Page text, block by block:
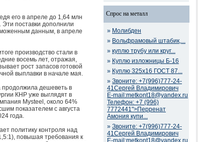
его в апреле до 1,64 млн
Эти поставки дополнили
данным, в апреле
производство стали в
восемь лет, отражая,
рост запасов готовой
выплавки в начале мая.
продолжила дешеветь в
КНР уже выглядят в
Mysteel, около 64%
показателем с августа
года.
политику контроля над
повышая требования к
Спрос на металл
» Молибден
» Вольфрамовый штабик,...
» куплю трубу или круг...
» Куплю изложницы Б-16
» Куплю 325х16 ГОСТ 87...
» Звоните: +7(996)777-24-
41Сергей Владимирович
E-mail:metkont18@yandex.ru
Телефон: +7 (996)
7772441">Перренат
Амония купи...
» Звоните: +7(996)777-24-
41Сергей Владимирович
E-mail:metkont18@yandex.ru